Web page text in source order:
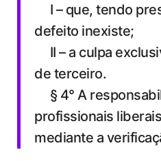
I – que, tendo
defeito inexiste;
II – a culpa
de terceiro.
§ 4° A
profissionais
mediante a